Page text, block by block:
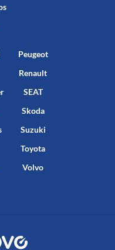
Peugeot
Renault
SEAT
Skoda
Suzuki
Toyota
Volvo